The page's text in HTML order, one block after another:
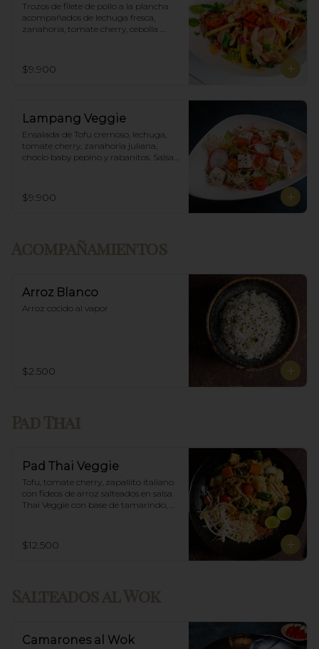
Trozos de filete de pollo a la plancha
acompañados de lechuga fresca,
zanahoria, tomate cherry, cebolla
$9.900
Lampang Veggie
Ensalada de Tofu cremoso, lechuga,
tomate cherry, zanahoria juliana,
choclo baby pepino y rabanitos. Salsa
$9.900
Arroz Blanco
Arroz cocido al vapor
$2.500
Pad Thai Veggie
Tofu, tomate cherry, zapallito italiano
con fideos de arroz salteados en salsa
Thai Veggie con base de tamarindo,
$12.500
Salteados al Wok
Camarones al Wok